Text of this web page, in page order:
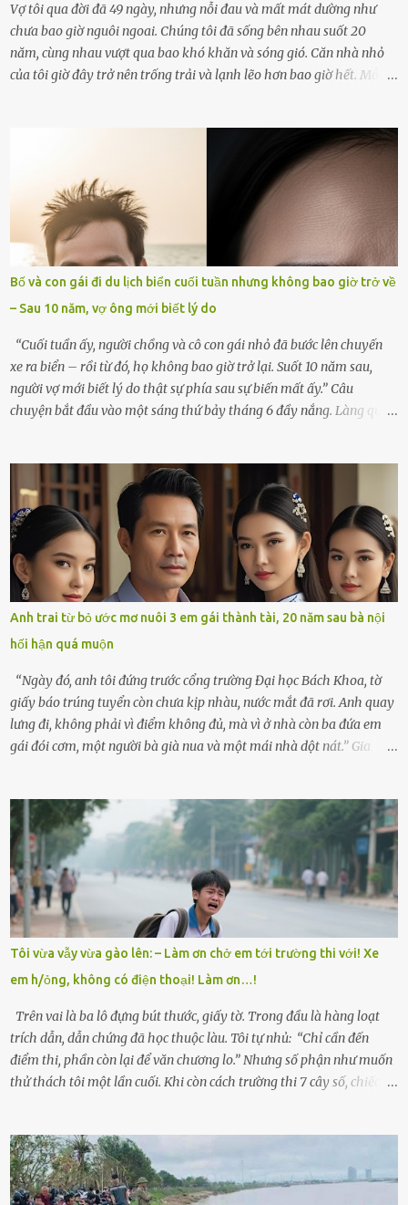
Vợ tôi qua đời đã 49 ngày, nhưng nỗi đau và mất mát dường như
chưa bao giờ nguôi ngoai. Chúng tôi đã sống bên nhau suốt 20
năm, cùng nhau vượt qua bao khó khăn và sóng gió. Căn nhà nhỏ
của tôi giờ đây trở nên trống trải và lạnh lẽo hơn bao giờ hết. Mỗi
rơi vào khoảng trống vô tận, chẳng còn muốn làm gì ngoài việc
ngồi lặng lẽ nhớ về cô ấy. Nhưng cuộc sống không cho phép tôi mãi
chìm đắm trong đau khổ. Họ hàng, bạn bè và những người thân
thiết đã đến bên, giúp tôi tổ chức tang lễ chu toàn. Và hôm nay là
ngày giỗ đầu tiên của vợ, 49 ngày sau khi cô ấy rời xa tôi mãi
mãi.Buổi sáng hôm đó, sau khi cúng cơm xong, tôi quyết định lên
sắp xếp lại bàn thờ vợ. Mọi thứ vẫn như mọi ngày, nhưng có điều gì
đó kỳ lạ mà tôi không thể giải thích được. Trong khoảnh khắc tôi
cúi xuống lau chùi bát hương, một luồng gió lạ thoáng qua, khiến
tôi giật mình. Và rồi, một chuyện kinh...
Bố và con gái đi du lịch biển cuối tuần nhưng không bao giờ trở về
– Sau 10 năm, vợ ông mới biết lý do
“Cuối tuần ấy, người chồng và cô con gái nhỏ đã bước lên chuyến
xe ra biển – rồi từ đó, họ không bao giờ trở lại. Suốt 10 năm sau,
người vợ mới biết lý do thật sự phía sau sự biến mất ấy.” Câu
chuyện bắt đầu vào một sáng thứ bảy tháng 6 đầy nắng. Làng quê
không kém. Ông Minh, vốn là một người đàn ông điềm đạm, ít nói,
hôm ấy lại đặc biệt vui vẻ. Ông chuẩn bị hành lý cho chuyến đi biển
cùng cô con gái 8 tuổi tên Thảo. “Em ở nhà nghỉ ngơi nhé, anh đưa
con đi biển hai ngày, để nó được ngắm sóng, nghịch cát. Về chắc nó
sẽ kể cho em nghe cả tuần không hết chuyện.” – Ông Minh cười
hiền, vuốt tóc vợ. Bà Hạnh nhìn chồng và con gái ríu rít chuẩn bị mà
lòng cũng rộn ràng. Bà vốn ít có dịp đi xa vì còn bận buôn bán ở chợ,
nên lần này cũng đành ở nhà. Thảo ôm chầm lấy mẹ trước khi đi:
“Con sẽ nhặt thật nhiều vỏ sò cho mẹ nhé!” Chiếc xe khách lăn
bánh rời khỏi bến...
Anh trai từ bỏ ước mơ nuôi 3 em gái thành tài, 20 năm sau bà nội
hối hận quá muộn
“Ngày đó, anh tôi đứng trước cổng trường Đại học Bách Khoa, tờ
giấy báo trúng tuyển còn chưa kịp nhàu, nước mắt đã rơi. Anh quay
lưng đi, không phải vì điểm không đủ, mà vì ở nhà còn ba đứa em
gái đói cơm, một người bà già nua và một mái nhà dột nát.” Gia
có tin tức. Mọi gánh nặng đổ dồn lên đôi vai gầy guộc của bà nội –
cụ Nguyễn Thị Đào – và cậu con trai cả là Trí, lúc đó mới chỉ 17 tuổi.
Trí là học sinh giỏi toàn huyện, học lớp 12 nhưng đã biết làm ruộng,
làm thuê, biết đi cày thuê từ 4h sáng rồi lại tất tả về đi học. Người
trong làng thương lắm, bảo: “Thằng Trí học giỏi mà hiền, sau này
nên ông này bà nọ đó!” Trí có ba cô em gái: Mai, Lan và Hương – ba
cái tên mẹ đặt lúc còn sống, mong tụi nhỏ sau này như hoa mai nở
giữa mùa đông. Nhưng hoa có đẹp mấy cũng cần đất màu, mà nhà
thì chỉ toàn đất sỏi đá và khốn khó. Năm đó, Trí đỗ Đại học Bách
Khoa Hà...
Tôi vừa vẫy vừa gào lên: – Làm ơn chở em tới trường thi với! Xe
em h/ỏng, không có điện thoại! Làm ơn…!
Trên vai là ba lô đựng bút thước, giấy tờ. Trong đầu là hàng loạt
trích dẫn, dẫn chứng đã học thuộc làu. Tôi tự nhủ: “Chỉ cần đến
điểm thi, phần còn lại để văn chương lo.” Nhưng số phận như muốn
thử thách tôi một lần cuối. Khi còn cách trường thi 7 cây số, chiếc xe
sực nhớ – điện thoại đang sạc, sáng nay quên mang theo! Giữa con
đường thưa thớt người qua lại, tôi hoảng loạn vẫy tay xin đi nhờ. –
Chú ơi, cháu đi thi, xe hỏng rồi! Làm ơn cho cháu đi nhờ với! – Cô ơi,